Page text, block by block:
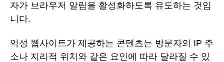
자가 브라우저 알림을 활성화하도록 유도하는 것입
니다.
악성 웹사이트가 제공하는 콘텐츠는 방문자의 IP 주
소나 지리적 위치와 같은 요인에 따라 달라질 수 있